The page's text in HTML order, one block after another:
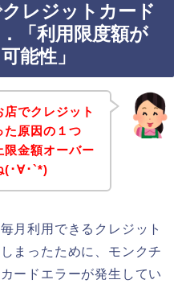
レジットカード
「利用限度額が
能性」
でクレジット
た原因の１つ
限金額オーバー
(･∀･`*)
月利用できるクレジット
まったために、モンクチ
ードエラーが発生してい